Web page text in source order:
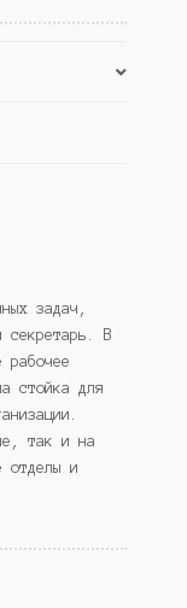
задач,
секретарь. В
рабочее
стойка для
так и на
отделы и